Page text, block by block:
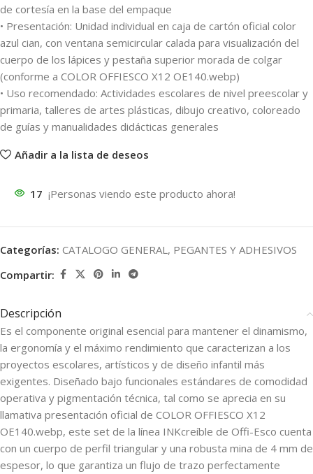
de cortesía en la base del empaque
• Presentación: Unidad individual en caja de cartón oficial color
azul cian, con ventana semicircular calada para visualización del
cuerpo de los lápices y pestaña superior morada de colgar
(conforme a COLOR OFFIESCO X12 OE140.webp)
• Uso recomendado: Actividades escolares de nivel preescolar y
primaria, talleres de artes plásticas, dibujo creativo, coloreado
de guías y manualidades didácticas generales
Añadir a la lista de deseos
17 ¡Personas viendo este producto ahora!
Categorías: CATALOGO GENERAL, PEGANTES Y ADHESIVOS
Compartir:
Descripción
Es el componente original esencial para mantener el dinamismo,
la ergonomía y el máximo rendimiento que caracterizan a los
proyectos escolares, artísticos y de diseño infantil más
exigentes. Diseñado bajo funcionales estándares de comodidad
operativa y pigmentación técnica, tal como se aprecia en su
llamativa presentación oficial de COLOR OFFIESCO X12
OE140.webp, este set de la línea INKcreíble de Offi-Esco cuenta
con un cuerpo de perfil triangular y una robusta mina de 4 mm de
espesor, lo que garantiza un flujo de trazo perfectamente